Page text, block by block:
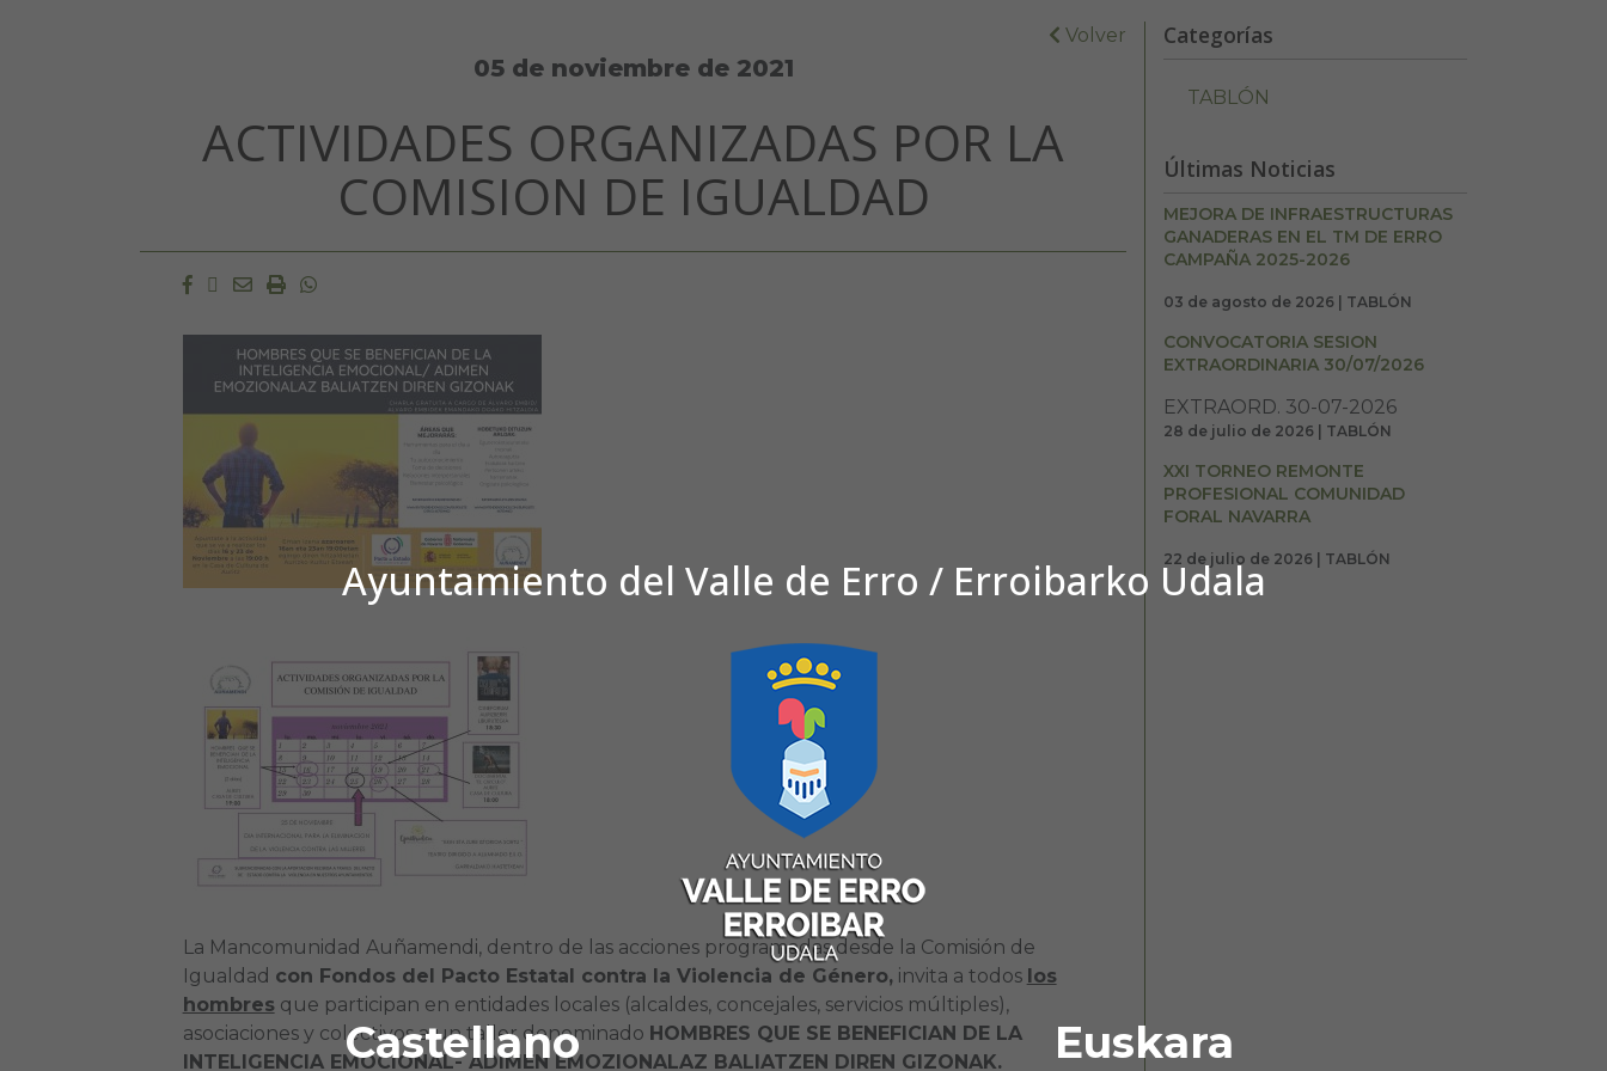
Ayuntamiento del Valle de Erro / Erroibarko Udala
Castellano Euskara
Volver
05 de noviembre de 2021
ACTIVIDADES ORGANIZADAS POR LA
COMISION DE IGUALDAD
Facebook
Twitter
EmailImprimir
Whatsapp
La Mancomunidad Auñamendi, dentro de las acciones programadas desde la Comisión de
Igualdad con Fondos del Pacto Estatal contra la Violencia de Género,invita a todos los
hombresque participan en entidades locales (alcaldes, concejales, servicios múltiples),
asociaciones y colectivos a un taller denominado HOMBRES QUE SE BENEFICIAN DE LA
INTELIGENCIA EMOCIONAL- ADIMEN EMOZIONALAZ BALIATZEN DIREN GIZONAK.
Categorías
TABLÓN
Últimas Noticias
MEJORA DE INFRAESTRUCTURAS
GANADERAS EN EL TM DE ERRO
CAMPAÑA 2025-2026
03 de agosto de 2026 | TABLÓN
CONVOCATORIA SESION
EXTRAORDINARIA 30/07/2026
EXTRAORD. 30-07-2026
28 de julio de 2026 | TABLÓN
XXI TORNEO REMONTE
PROFESIONAL COMUNIDAD
FORAL NAVARRA
22 de julio de 2026 | TABLÓN